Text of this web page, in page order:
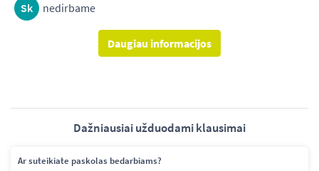
Sk nedirbame
Daugiau informacijos
Dažniausiai užduodami klausimai
Ar suteikiate paskolas bedarbiams?